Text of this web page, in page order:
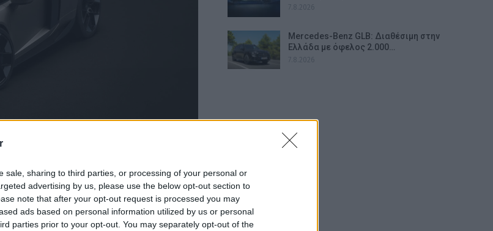
sale, sharing to third parties, or processing of your personal or
advertising by us, please use the below opt-out section to
note that after your opt-out request is processed you may
ads based on personal information utilized by us or personal
parties prior to your opt-out. You may separately opt-out of the
πόλης, από 17.900€!
Mercedes-Benz GLB: Διαθέσιμη στην
Ελλάδα με όφελος 2.000…